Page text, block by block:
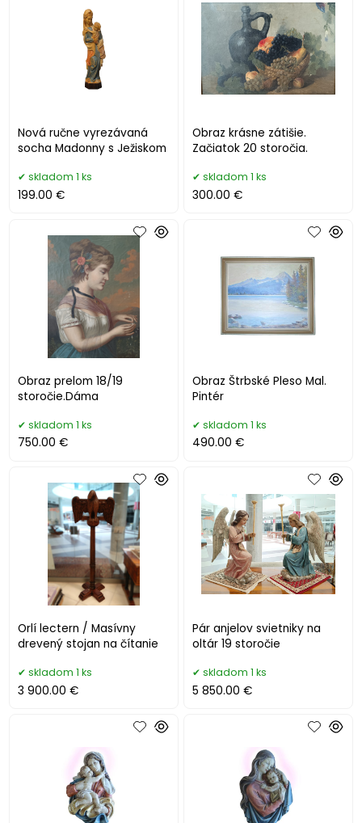
Nová ručne vyrezávaná
socha Madonny s Ježiskom
skladom 1 ks
199.00 €
Obraz krásne zátišie.
Začiatok 20 storočia.
skladom 1 ks
300.00 €
Obraz prelom 18/19
storočie.Dáma
skladom 1 ks
750.00 €
Obraz Štrbské Pleso Mal.
Pintér
skladom 1 ks
490.00 €
Orlí lectern / Masívny
drevený stojan na čítanie
skladom 1 ks
3 900.00 €
Pár anjelov svietniky na
oltár 19 storočie
skladom 1 ks
5 850.00 €